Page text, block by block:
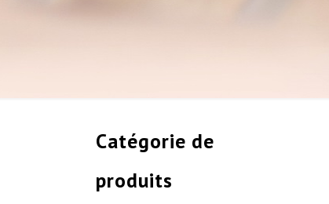
Catégorie de
produits